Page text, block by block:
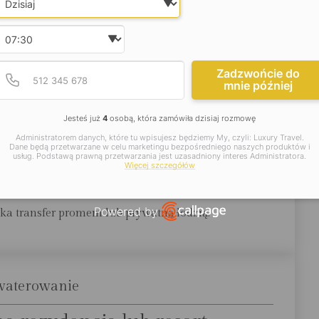
wymarzone wczasy w Villa Nai 3.3 już dziś i odkryj
CARTER.
informacje:
Chorwacja i Hotel Villa Nai
transfer promem lub prywatną łodzią.
Numer telefonu
Podaj poprawny numer
Zadzwońcie do
mnie później
Jesteś już 4 osobą, która zamówiła dzisiaj rozmowę
Administratorem danych, które tu wpisujesz będziemy My, czyli: Luxury Travel.
Dane będą przetwarzane w celu marketingu bezpośredniego naszych produktów i
usług. Podstawą prawną przetwarzania jest uzasadniony interes Administratora.
Więcej szczegółów
Powered by